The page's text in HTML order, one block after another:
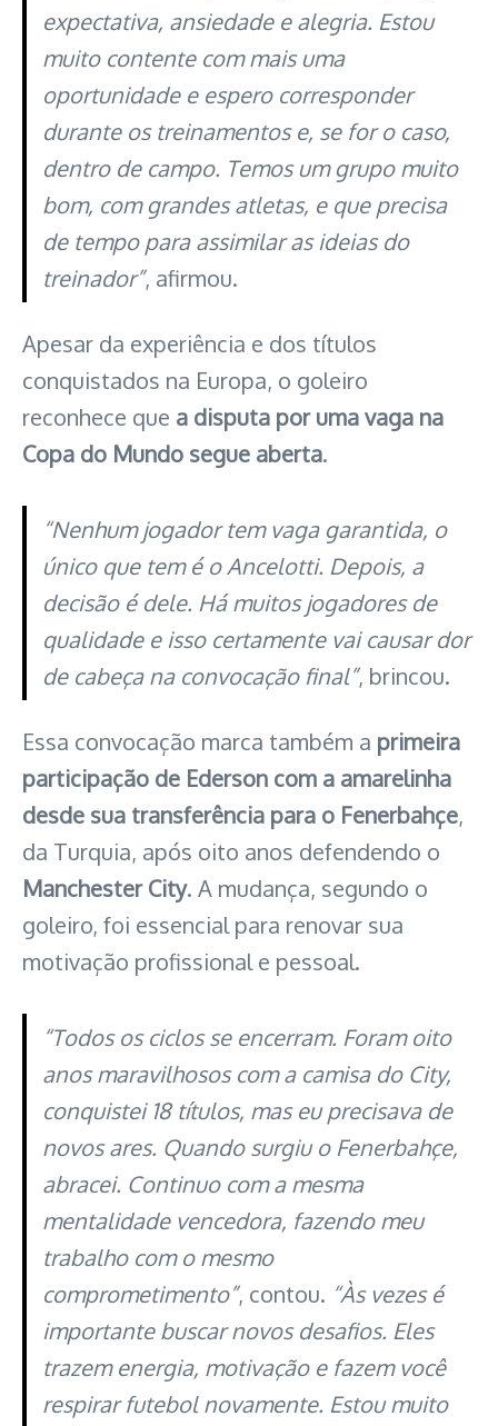
expectativa, ansiedade e alegria. Estou
muito contente com mais uma
oportunidade e espero corresponder
durante os treinamentos e, se for o caso,
dentro de campo. Temos um grupo muito
bom, com grandes atletas, e que precisa
de tempo para assimilar as ideias do
treinador”, afirmou.
Apesar da experiência e dos títulos
conquistados na Europa, o goleiro
reconhece que a disputa por uma vaga na
Copa do Mundo segue aberta.
“Nenhum jogador tem vaga garantida, o
único que tem é o Ancelotti. Depois, a
decisão é dele. Há muitos jogadores de
qualidade e isso certamente vai causar dor
de cabeça na convocação final”, brincou.
Essa convocação marca também a primeira
participação de Ederson com a amarelinha
desde sua transferência para o Fenerbahçe,
da Turquia, após oito anos defendendo o
Manchester City. A mudança, segundo o
goleiro, foi essencial para renovar sua
motivação profissional e pessoal.
“Todos os ciclos se encerram. Foram oito
anos maravilhosos com a camisa do City,
conquistei 18 títulos, mas eu precisava de
novos ares. Quando surgiu o Fenerbahçe,
abracei. Continuo com a mesma
mentalidade vencedora, fazendo meu
trabalho com o mesmo
comprometimento”, contou. “Às vezes é
importante buscar novos desafios. Eles
trazem energia, motivação e fazem você
respirar futebol novamente. Estou muito